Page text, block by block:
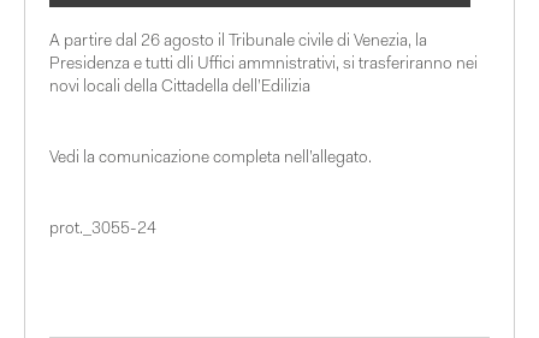
A partire dal 26 agosto il Tribunale civile di Venezia, la
Presidenza e tutti dli Uffici ammnistrativi, si trasferiranno nei
novi locali della Cittadella dell’Edilizia
Vedi la comunicazione completa nell’allegato.
prot._3055-24